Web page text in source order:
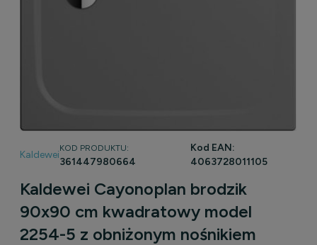
Kaldewei
KOD PRODUKTU:
361447980664
Kod EAN:
4063728011105
Kaldewei Cayonoplan brodzik
90x90 cm kwadratowy model
2254-5 z obniżonym nośnikiem